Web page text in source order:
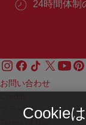
24時間体制
お問い合わせ
プライバシーポリシー
Cookie